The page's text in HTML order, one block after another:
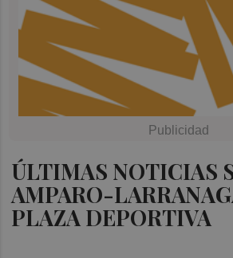
ÚLTIMAS NOTICIAS
AMPARO-
PLAZA DEPORTIVA